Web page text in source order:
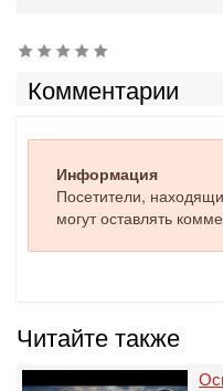
Комментарии
Информация
Посетители,
могут оставлять
Читайте также